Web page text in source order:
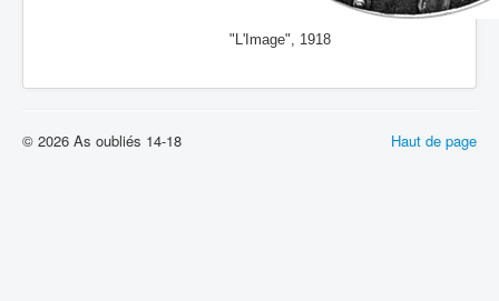
"L'Image", 1918
Haut de page
© 2026 As oubliés 14-18